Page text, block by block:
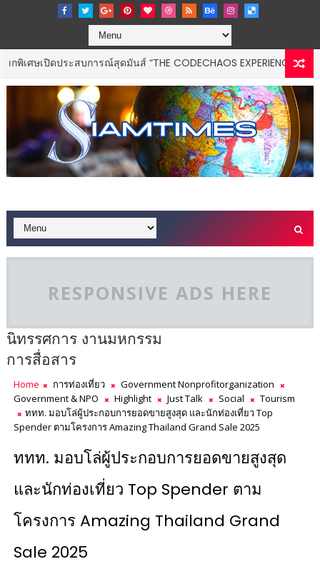
การณ์สุดมันส์ “THE CODECHAOS EXPERIENCE – CHAOS FEELS
RESPONSIVE ADS HERE
นิทรรศการ งานมหกรรม
การสื่อสาร
Home การท่องเที่ยว
Government Nonprofitorganization
Government & NPO
Highlight Just Talk Social
Tourism
ททท. มอบโล่ผู้ประกอบการยอดขายสูงสุด และนักท่องเที่ยว Top
Spender ตามโครงการ Amazing Thailand Grand Sale 2025
ททท. มอบโล่ผู้ประกอบการยอดขายสูงสุด
และนักท่องเที่ยว Top Spender ตาม
โครงการ Amazing Thailand Grand
Sale 2025